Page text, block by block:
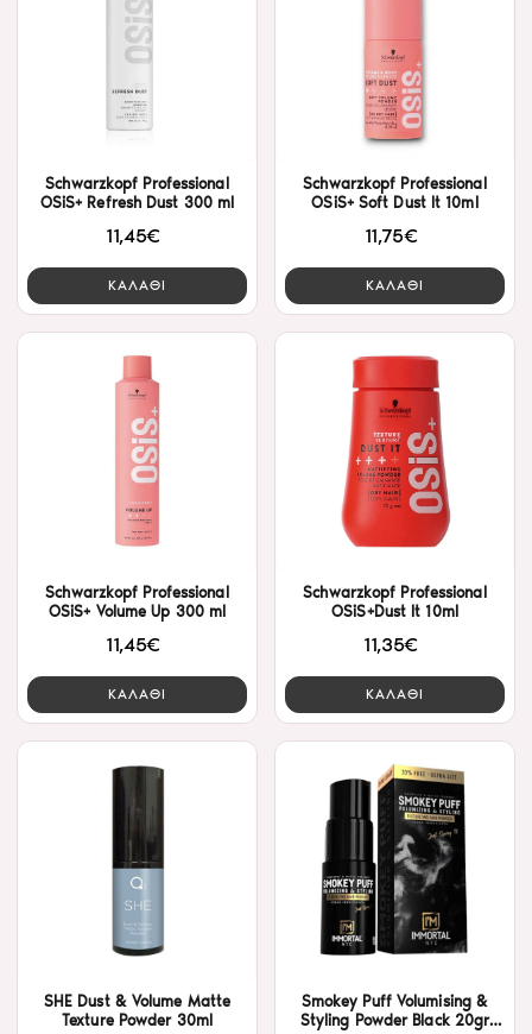
Schwarzkopf Professional
OSiS+ Refresh Dust 300 ml
11,45€
ΚΑΛΑΘΙ
Schwarzkopf Professional
OSiS+ Soft Dust It 10ml
11,75€
ΚΑΛΑΘΙ
Schwarzkopf Professional
OSiS+ Volume Up 300 ml
11,45€
ΚΑΛΑΘΙ
Schwarzkopf Professional
OSiS+Dust It 10ml
11,35€
ΚΑΛΑΘΙ
SHE Dust & Volume Matte
Texture Powder 30ml
Smokey Puff Volumising &
Styling Powder Black 20gr